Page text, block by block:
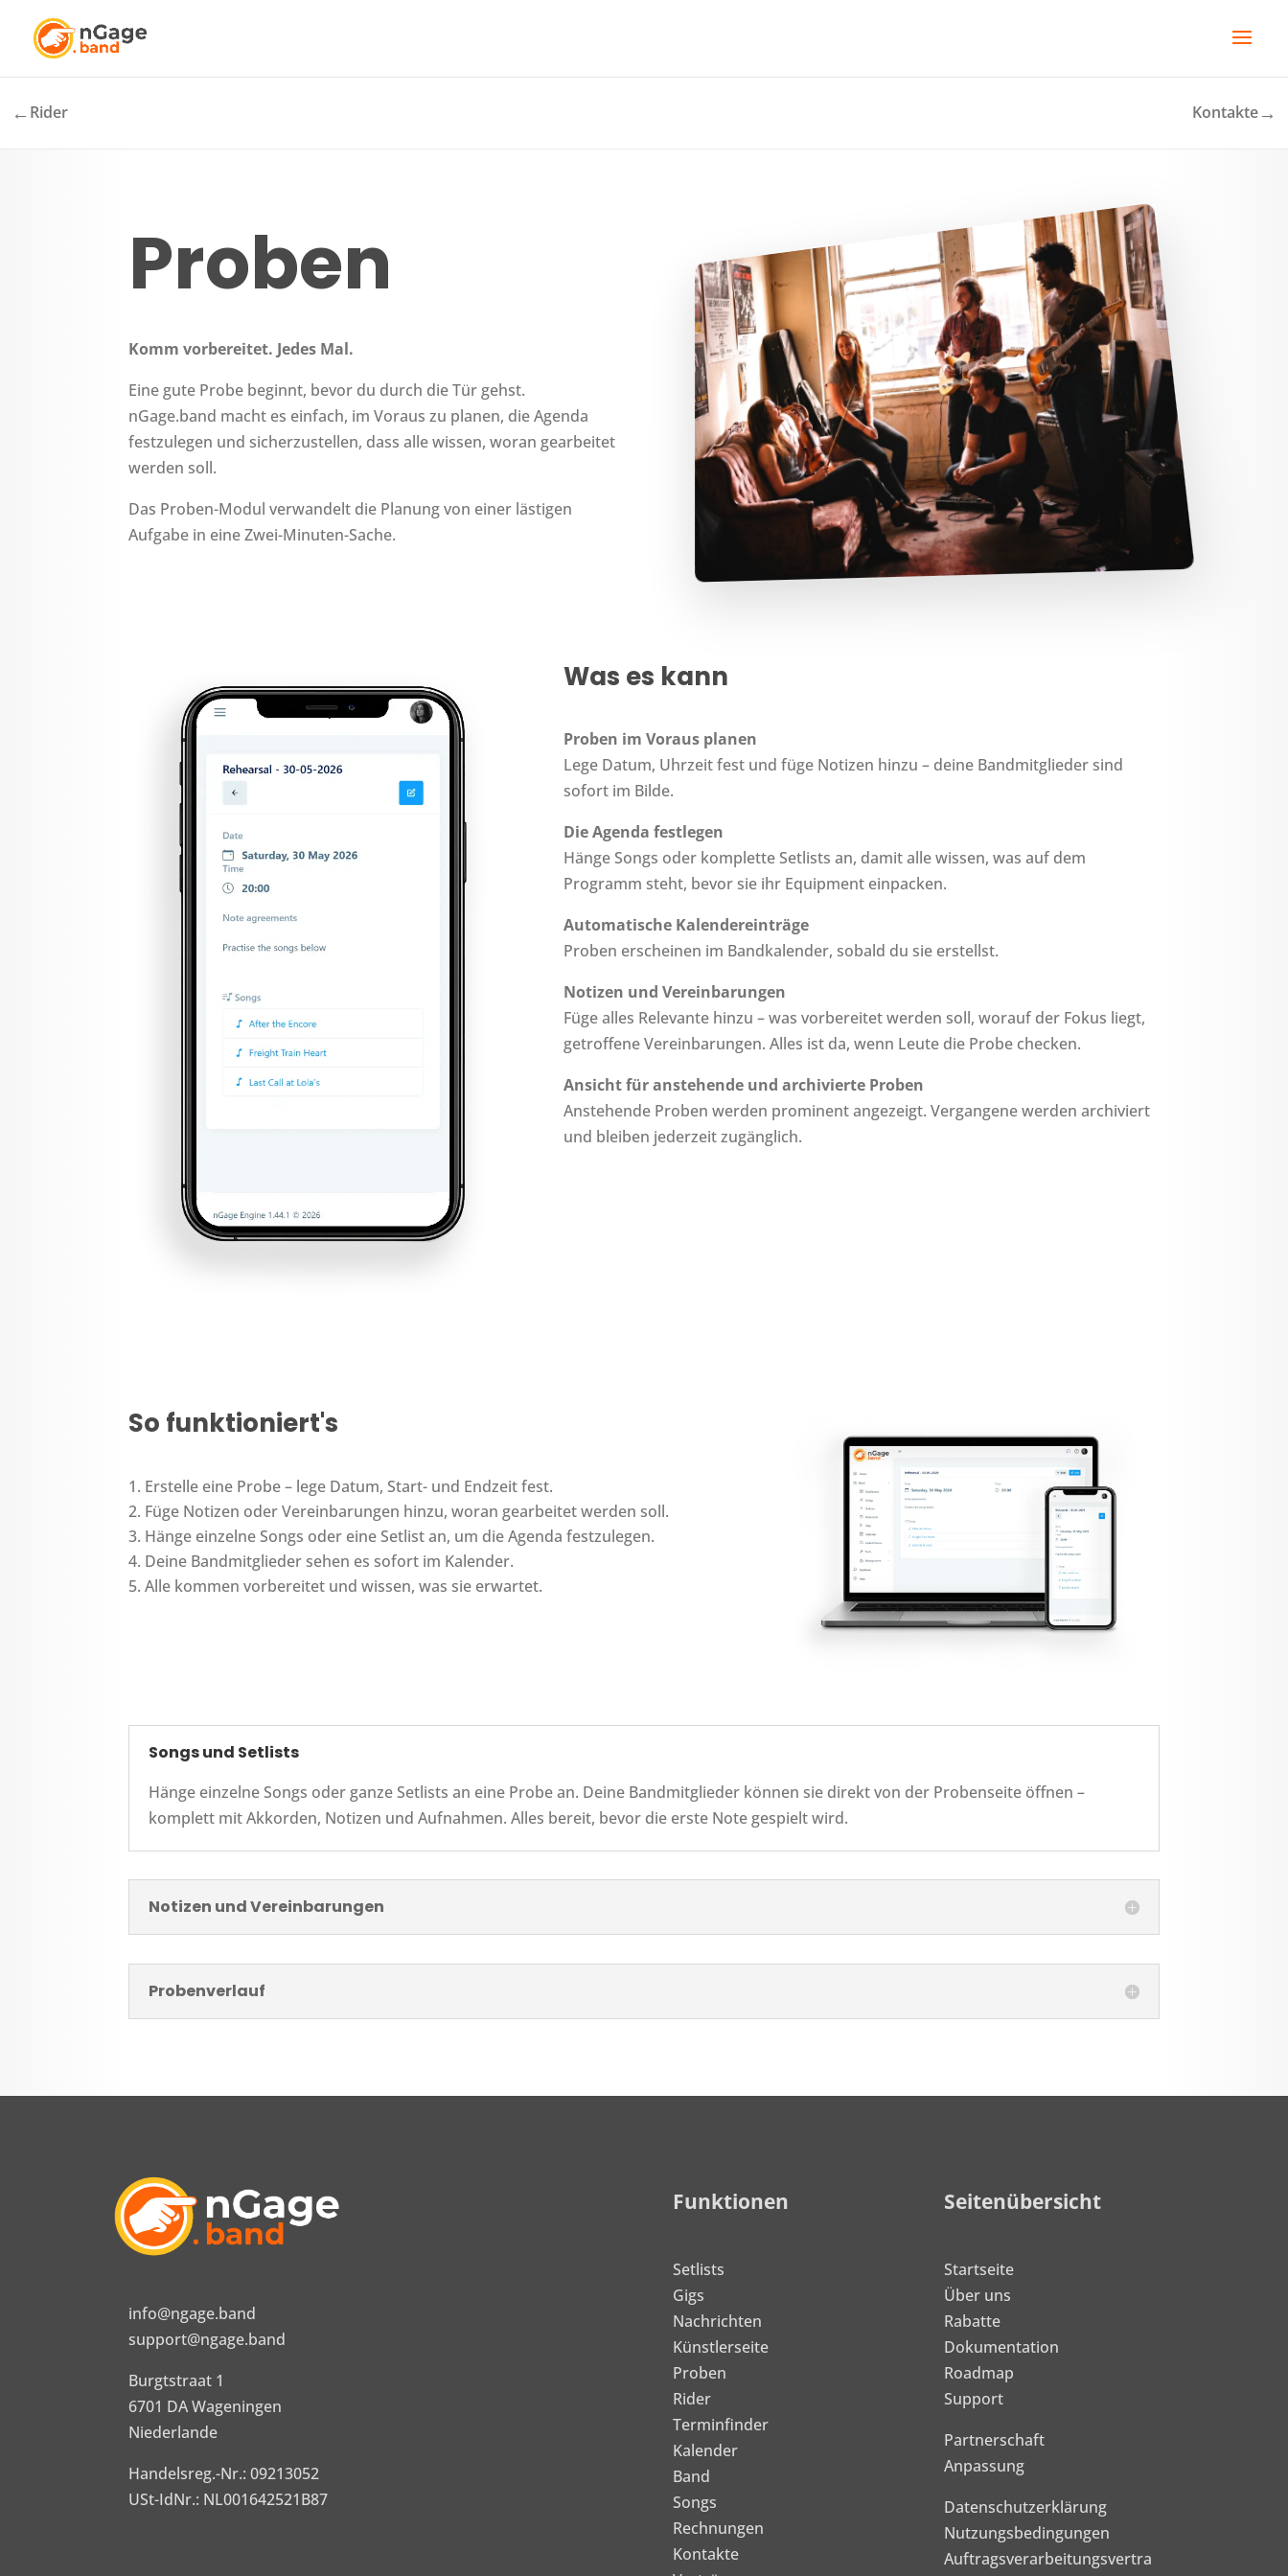
← Rider Kontakte→
Proben
Komm vorbereitet. Jedes Mal.
Eine gute Probe beginnt, bevor du durch die Tür gehst.
nGage.band macht es einfach, im Voraus zu planen, die Agenda
festzulegen und sicherzustellen, dass alle wissen, woran gearbeitet
werden soll.
Das Proben-Modul verwandelt die Planung von einer lästigen
Aufgabe in eine Zwei-Minuten-Sache.
Was es kann
Proben im Voraus planen
Lege Datum, Uhrzeit fest und füge Notizen hinzu – deine Bandmitglieder sind
sofort im Bilde.
Die Agenda festlegen
Hänge Songs oder komplette Setlists an, damit alle wissen, was auf dem
Programm steht, bevor sie ihr Equipment einpacken.
Automatische Kalendereinträge
Proben erscheinen im Bandkalender, sobald du sie erstellst.
Notizen und Vereinbarungen
Füge alles Relevante hinzu – was vorbereitet werden soll, worauf der Fokus liegt,
getroffene Vereinbarungen. Alles ist da, wenn Leute die Probe checken.
Ansicht für anstehende und archivierte Proben
Anstehende Proben werden prominent angezeigt. Vergangene werden archiviert
und bleiben jederzeit zugänglich.
So funktioniert's
Erstelle eine Probe – lege Datum, Start- und Endzeit fest.
Füge Notizen oder Vereinbarungen hinzu, woran gearbeitet werden soll.
Hänge einzelne Songs oder eine Setlist an, um die Agenda festzulegen.
Deine Bandmitglieder sehen es sofort im Kalender.
Alle kommen vorbereitet und wissen, was sie erwartet.
Songs und Setlists
Hänge einzelne Songs oder ganze Setlists an eine Probe an. Deine Bandmitglieder können sie direkt von der Probenseite öffnen –
komplett mit Akkorden, Notizen und Aufnahmen. Alles bereit, bevor die erste Note gespielt wird.
Notizen und Vereinbarungen
Probenverlauf
info@ngage.band
support@ngage.band
Burgtstraat 1
6701 DA Wageningen
Niederlande
Handelsreg.-Nr.: 09213052
USt-IdNr.: NL001642521B87
Funktionen
Setlists
Gigs
Nachrichten
Künstlerseite
Proben
Rider
Terminfinder
Kalender
Band
Songs
Rechnungen
Kontakte
Seitenübersicht
Startseite
Über uns
Rabatte
Dokumentation
Roadmap
Support
Partnerschaft
Anpassung
Datenschutzerklärung
Nutzungsbedingungen
Auftragsverarbeitungsvertra